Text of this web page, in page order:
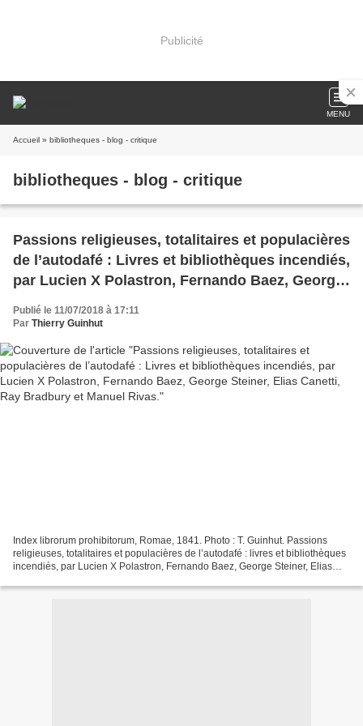
Publicité
MENU
Accueil » bibliotheques - blog - critique
bibliotheques - blog - critique
Passions religieuses, totalitaires et populacières
de l’autodafé : Livres et bibliothèques incendiés,
par Lucien X Polastron, Fernando Baez, George
Steiner, Elias Canetti, Ray Bradbury et Manuel
Rivas.
Publié le 11/07/2018 à 17:11
Par Thierry Guinhut
Index librorum prohibitorum, Romae, 1841. Photo : T. Guinhut. Passions
religieuses, totalitaires et populacières de l’autodafé : livres et bibliothèques
incendiés, par Lucien X Polastron, Fernando Baez, George Steiner, Elias